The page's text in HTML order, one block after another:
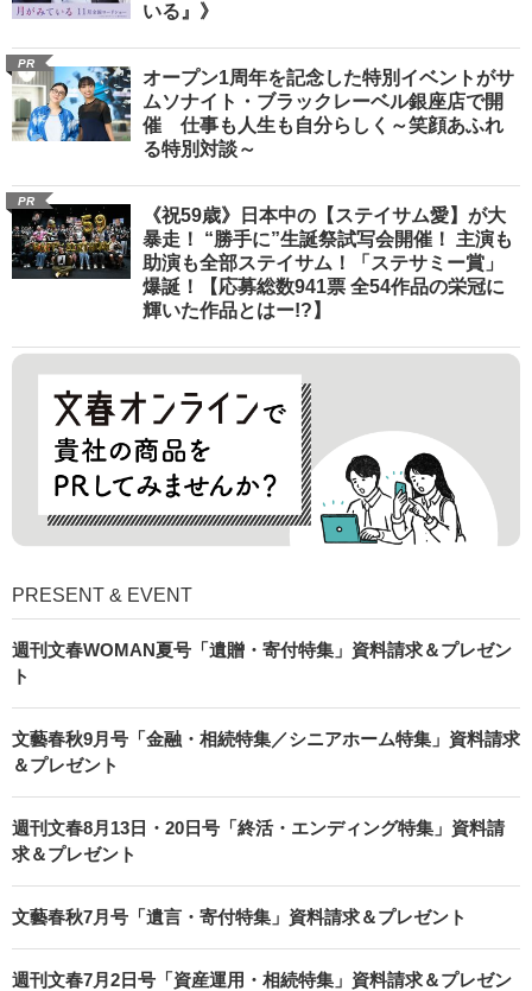
いる』》
PR
オープン1周年を記念した特別イベントがサ
ムソナイト・ブラックレーベル銀座店で開
催 仕事も人生も自分らしく～笑顔あふれ
る特別対談～
PR
《祝59歳》日本中の【ステイサム愛】が大
暴走！ “勝手に”生誕祭試写会開催！ 主演も
助演も全部ステイサム！「ステサミー賞」
爆誕！【応募総数941票 全54作品の栄冠に
輝いた作品とはー!?】
PRESENT & EVENT
週刊文春WOMAN夏号「遺贈・寄付特集」資料請求＆プレゼン
ト
文藝春秋9月号「金融・相続特集／シニアホーム特集」資料請求
＆プレゼント
週刊文春8月13日・20日号「終活・エンディング特集」資料請
求＆プレゼント
文藝春秋7月号「遺言・寄付特集」資料請求＆プレゼント
週刊文春7月2日号「資産運用・相続特集」資料請求＆プレゼン